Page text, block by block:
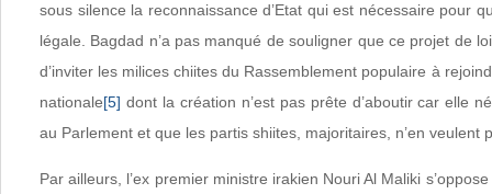
sous silence la reconnaissance d’Etat qui est nécessaire pour
légale. Bagdad n’a pas manqué de souligner que ce projet de
d’inviter les milices chiites du Rassemblement populaire à
nationale[5] dont la création n’est pas prête d’aboutir car elle
au Parlement et que les partis shiites, majoritaires, n’en veulent
Par ailleurs, l’ex premier ministre irakien Nouri Al Maliki